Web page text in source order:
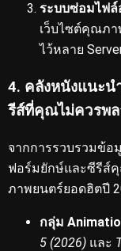
ระบบซ่อมไฟ
เว็บไซต์คุณภา
ไว้หลาย
4. คลังหนังแนะน
รีส์ที่คุณไม่ควรพ
จากการรวบรวมข้อ
ฟอร์มยักษ์และซีรีส์
ภาพยนตร์ยอดฮิตปี
กลุ่ม
5 (2026) และ